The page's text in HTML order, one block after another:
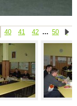
40 41 42 … 50